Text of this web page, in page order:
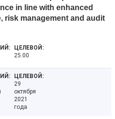
in line with enhanced
risk management and audit
25.00
29
октября
2021
года